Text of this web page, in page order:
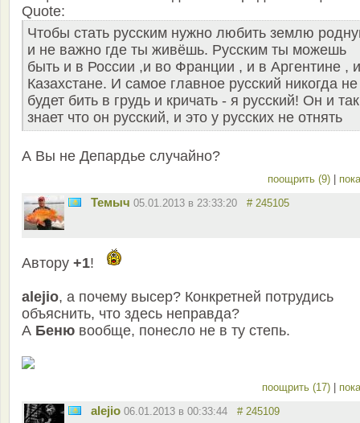
Quote:
Чтобы стать русским нужно любить землю
и не важно где ты живёшь. Русским ты можешь
быть и в России ,и во Франции , и в Аргентине ,
Казахстане. И самое главное русский никогда не
будет бить в грудь и кричать - я русский! Он и так
знает что он русский, и это у русских не отнять
А Вы не Депардье случайно?
поощрить (9) |
Темыч 05.01.2013 в 23:33:20 # 245105
Автору +1!
alejio, а почему высер? Конкретней потрудись
объяснить, что здесь неправда?
А Беню вообще, понесло не в ту степь.
поощрить (17) |
alejio 06.01.2013 в 00:33:44 # 245109